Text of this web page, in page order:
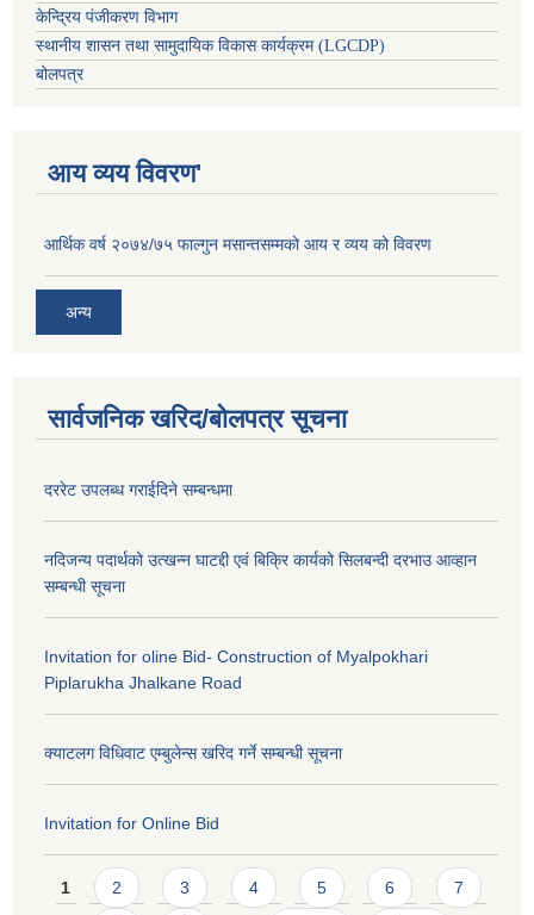
केन्द्रिय पंजीकरण विभाग
स्थानीय शासन तथा सामुदायिक विकास कार्यक्रम (LGCDP)
बोलपत्र
आय व्यय विवरण'
आर्थिक वर्ष २०७४/७५ फाल्गुन मसान्तसम्मको आय र व्यय को विवरण
अन्य
सार्वजनिक खरिद/बोलपत्र सूचना
दररेट उपलब्ध गराईदिने सम्बन्धमा
नदिजन्य पदार्थको उत्खन्न घाटद्दी एवं बिक्रि कार्यको सिलबन्दी दरभाउ आव्हान
सम्बन्धी सूचना
Invitation for oline Bid- Construction of Myalpokhari
Piplarukha Jhalkane Road
क्याटलग विधिवाट एम्बुलेन्स खरिद गर्ने सम्बन्धी सूचना
Invitation for Online Bid
Pages
1 2 3 4 5 6 7